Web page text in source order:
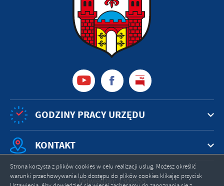
GODZINY PRACY URZĘDU
KONTAKT
Odwiedzin: 1309555
Strona korzysta z plików cookies w celu realizacji usług. Możesz określić
warunki przechowywania lub dostępu do plików cookies klikając przycisk